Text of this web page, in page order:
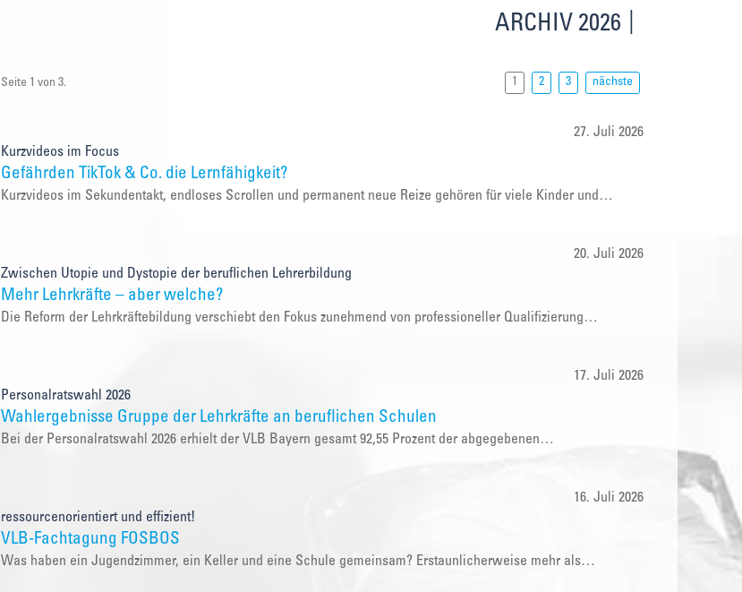
ARCHIV 2026
Seite 1 von 3. 1 2 3 nächste
27. Juli 2026
Kurzvideos im Focus
Gefährden TikTok & Co. die Lernfähigkeit?
Kurzvideos im Sekundentakt, endloses Scrollen und permanent neue Reize gehören für viele Kinder und…
20. Juli 2026
Zwischen Utopie und Dystopie der beruflichen Lehrerbildung
Mehr Lehrkräfte – aber welche?
Die Reform der Lehrkräftebildung verschiebt den Fokus zunehmend von professioneller Qualifizierung…
17. Juli 2026
Personalratswahl 2026
Wahlergebnisse Gruppe der Lehrkräfte an beruflichen Schulen
Bei der Personalratswahl 2026 erhielt der VLB Bayern gesamt 92,55 Prozent der abgegebenen…
16. Juli 2026
ressourcenorientiert und effizient!
VLB-Fachtagung FOSBOS
Was haben ein Jugendzimmer, ein Keller und eine Schule gemeinsam? Erstaunlicherweise mehr als…